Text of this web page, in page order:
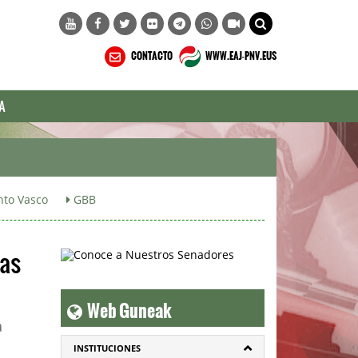
CONTACTO WWW.EAJ-PNV.EUS
Vasco GBB
Web Guneak
INSTITUCIONES